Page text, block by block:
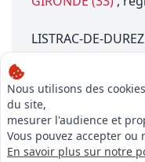
LISTRAC-DE-
89.0 mètres, a
d'environ 200
Nous utilisons des
du site,
mesurer l'audience et
Vous pouvez accepter ou
En savoir plus sur notre